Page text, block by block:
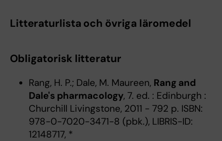
Litteraturlista och övriga läromedel
Obligatorisk litteratur
Rang, H. P.; Dale, M. Maureen, Rang and
Dale's pharmacology, 7. ed. : Edinburgh :
Churchill Livingstone, 2011 - 792 p. ISBN:
978-0-7020-3471-8 (pbk.), LIBRIS-ID:
12148717, *